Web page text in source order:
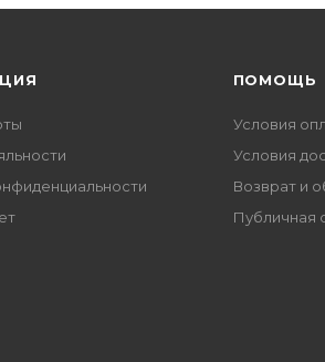
ПОМОЩЬ
Условия
Условия
Возврат и
Публичная